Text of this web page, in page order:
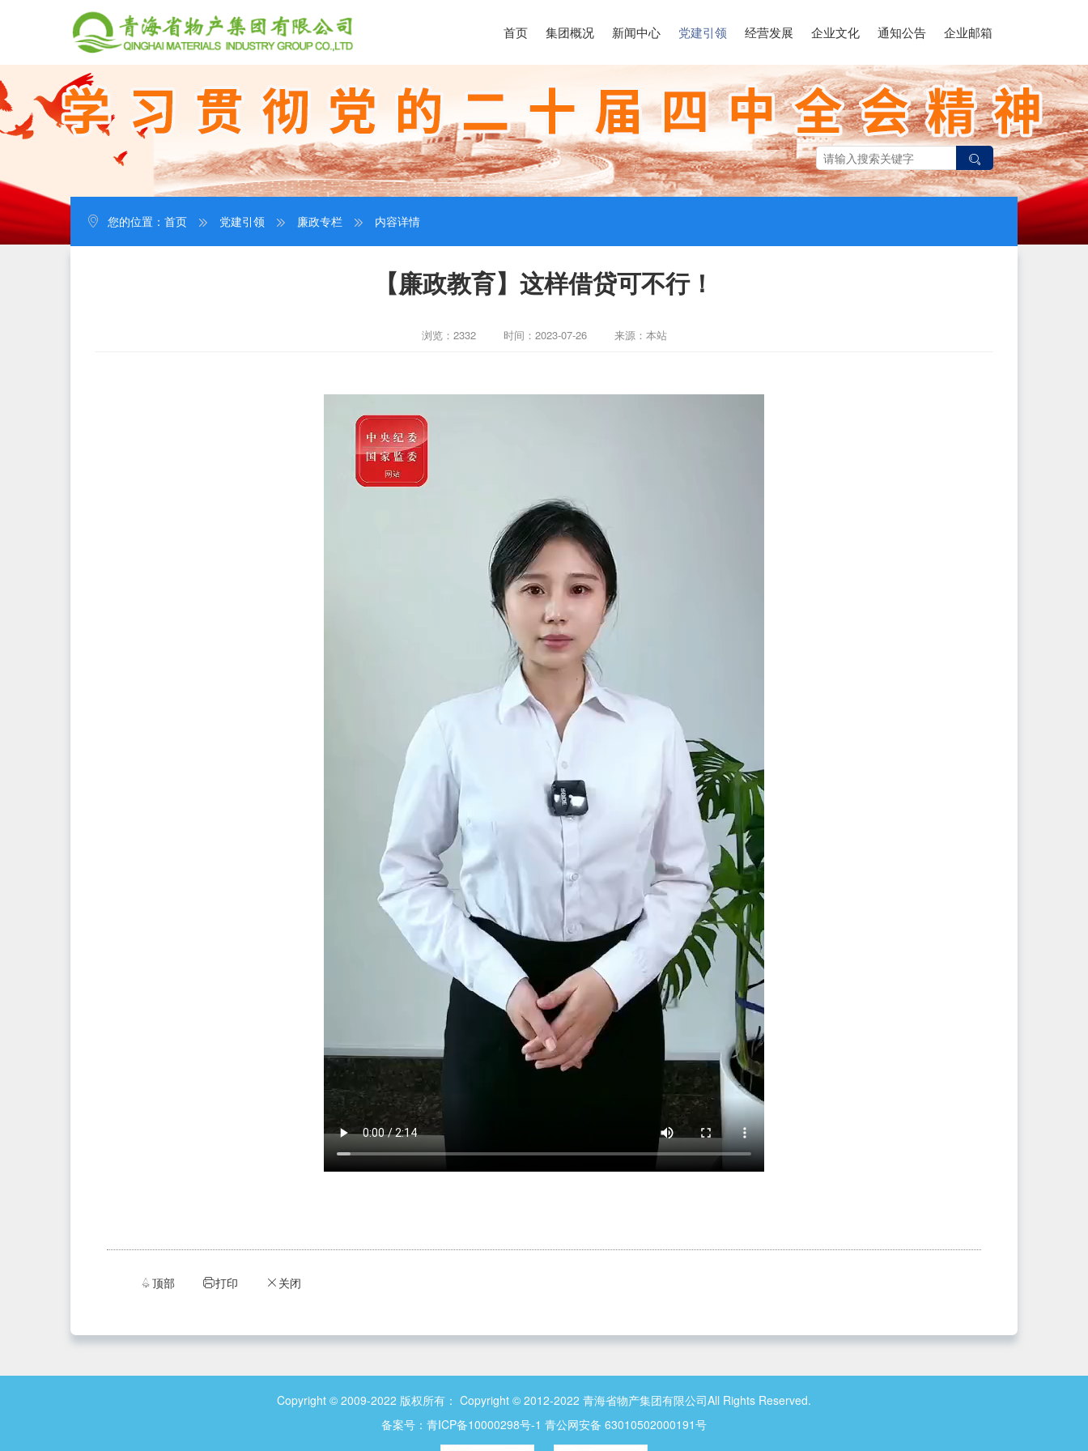
首页 集团概况 新闻中心 党建引领 经营发展 企业文化 通知公告 企业邮箱
您的位置： 首页 党建引领 廉政专栏 内容详情
【廉政教育】这样借贷可不行！
浏览：2332 时间：2023-07-26 来源：本站
顶部 打印 ဆ 关闭
Copyright © 2009-2022 版权所有： Copyright © 2012-2022 青海省物产集团有限公司All Rights Reserved.
备案号： 青ICP备10000298号-1 青公网安备 63010502000191号